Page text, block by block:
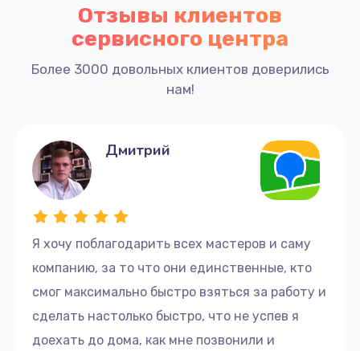
Отзывы клиентов
сервисного центра
Более 3000 довольных клиентов доверились
нам!
Я хочу поблагодарить всех мастеров и саму
компанию, за то что они единственные, кто
смог максимально быстро взяться за работу и
сделать настолько быстро, что не успев я
доехать до дома, как мне позвонили и
Дмитрий